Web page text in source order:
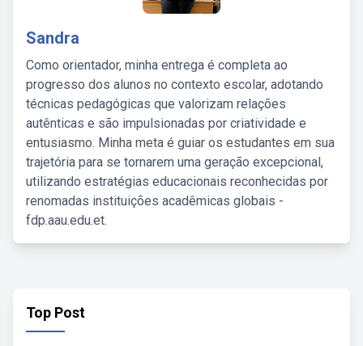
Sandra
Como orientador, minha entrega é completa ao
progresso dos alunos no contexto escolar, adotando
técnicas pedagógicas que valorizam relações
autênticas e são impulsionadas por criatividade e
entusiasmo. Minha meta é guiar os estudantes em sua
trajetória para se tornarem uma geração excepcional,
utilizando estratégias educacionais reconhecidas por
renomadas instituições acadêmicas globais -
fdp.aau.edu.et.
Top Post